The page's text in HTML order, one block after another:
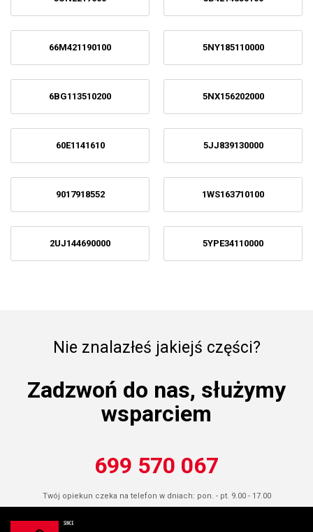
66M421190100 5NY185110000
6BG113510200 5NX156202000
60E1141610 5JJ839130000
9017918552 1WS163710100
2UJ144690000 5YPE34110000
Nie znalazłeś jakiejś części?
Zadzwoń do nas, służymy
wsparciem
699 570 067
Twój opiekun czeka na telefon w dniach: pon. - pt. 9.00 - 17.00